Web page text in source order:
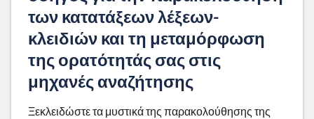
των κατατάξεων λέξεων-
κλειδιών και τη μεταμόρφωση
της ορατότητάς σας στις
μηχανές αναζήτησης
Ξεκλειδώστε τα μυστικά της παρακολούθησης της